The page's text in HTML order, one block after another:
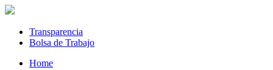
Transparencia
Bolsa de Trabajo
Home